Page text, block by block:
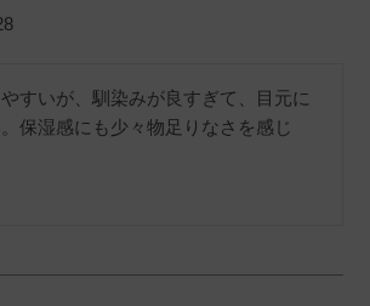
すいが、馴染みが良すぎて、目元に
保湿感にも少々物足りなさを感じ